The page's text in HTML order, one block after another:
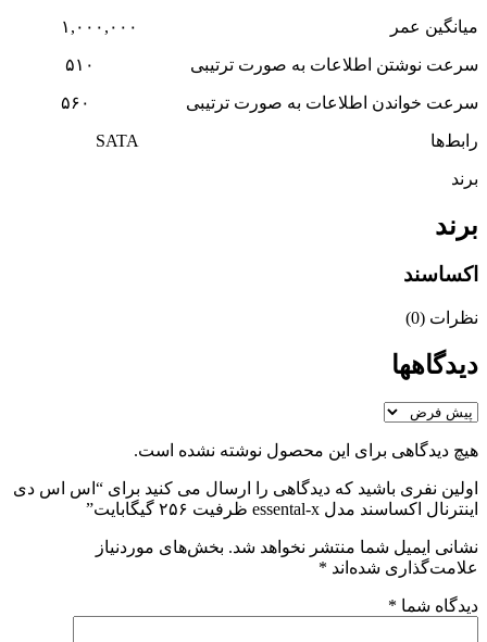
میانگین عمر ۱,۰۰۰,۰۰۰
سرعت نوشتن اطلاعات به صورت ترتیبی ۵۱۰
سرعت خواندن اطلاعات به صورت ترتیبی ۵۶۰
رابط‌ها SATA
برند
برند
اکساسند
نظرات (0)
دیدگاهها
هیچ دیدگاهی برای این محصول نوشته نشده است.
اولین نفری باشید که دیدگاهی را ارسال می کنید برای “اس اس دی
اینترنال اکساسند مدل essental-x ظرفیت ۲۵۶ گیگابایت”
نشانی ایمیل شما منتشر نخواهد شد. بخش‌های موردنیاز
علامت‌گذاری شده‌اند *
دیدگاه شما *